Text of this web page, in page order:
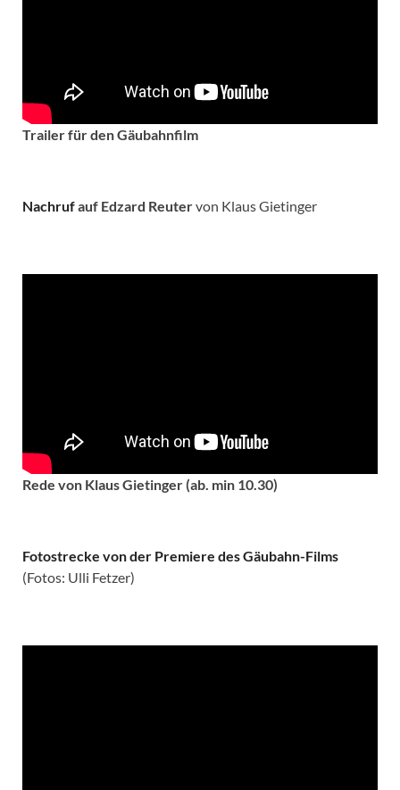
Trailer für den Gäubahnfilm
Nachrufauf Edzard Reutervon Klaus Gietinger
Rede von Klaus Gietinger (ab. min 10.30)
Fotostrecke von der Premiere des Gäubahn-Films
(Fotos: Ulli Fetzer)